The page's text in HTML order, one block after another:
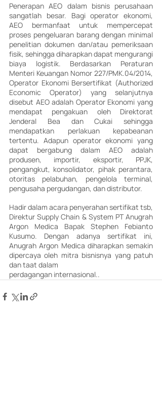
Penerapan AEO dalam bisnis perusahaan
sangatlah besar. Bagi operator ekonomi,
AEO bermanfaat untuk mempercepat
proses pengeluaran barang dengan minimal
penelitian dokumen dan/atau pemeriksaan
fisik, sehingga diharapkan dapat mengurangi
biaya logistik. Berdasarkan Peraturan
Menteri Keuangan Nomor 227/PMK.04/2014,
Operator Ekonomi Bersertifikat (Authorized
Economic Operator) yang selanjutnya
disebut AEO adalah Operator Ekonomi yang
mendapat pengakuan oleh Direktorat
Jenderal Bea dan Cukai sehingga
mendapatkan perlakuan kepabeanan
tertentu. Adapun operator ekonomi yang
dapat bergabung dalam AEO adalah
produsen, importir, eksportir, PPJK,
pengangkut, konsolidator, pihak perantara,
otoritas pelabuhan, pengelola terminal,
pengusaha pergudangan, dan distributor.
Hadir dalam acara penyerahan sertifikat tsb,
Direktur Supply Chain & System PT Anugrah
Argon Medica Bapak Stephen Febianto
Kusumo. Dengan adanya sertifikat ini,
Anugrah Argon Medica diharapkan semakin
dipercaya oleh mitra bisnisnya yang patuh
dan taat dalam
perdagangan internasional..